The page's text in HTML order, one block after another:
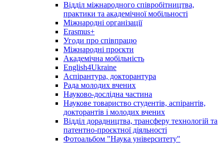
Відділ міжнародного співробітництва,
практики та академічної мобільності
Міжнародні організації
Erasmus+
Угоди про співпрацю
Міжнародні проєкти
Академічна мобільність
English4Ukraine
Аспірантура, докторантура
Рада молодих вчених
Науково-дослідна частина
Наукове товариство студентів, аспірантів,
докторантів і молодих вчених
Відділ дорадництва, трансферу технологій та
патентно-проєктної діяльності
Фотоальбом "Наука університету"